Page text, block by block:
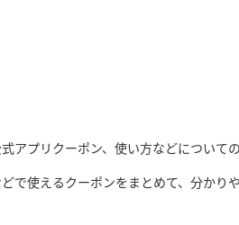
アプリクーポン、使い方などについて
で使えるクーポンをまとめて、分かり